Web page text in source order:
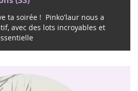
(33)
ta soirée ! Pinko'laur nous a
avec des lots incroyables et